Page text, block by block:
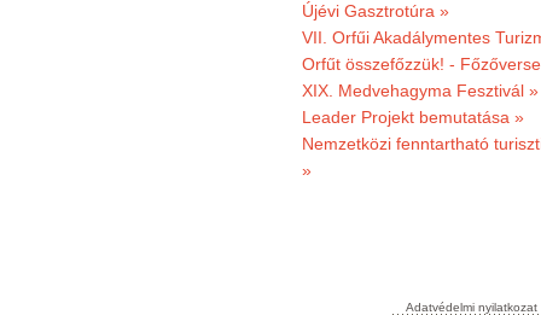
Újévi Gasztrotúra »
VII. Orfűi Akadálymentes
Orfűt összefőzzük! -
XIX. Medvehagyma Fesztivál »
Leader Projekt bemutatása »
Nemzetközi fenntartható
»
Adatvédelmi nyilatkozat